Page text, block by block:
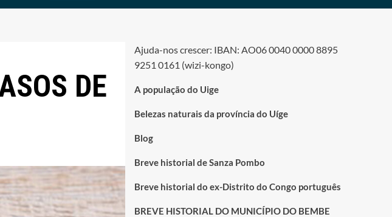
DE
Ajuda-nos crescer: IBAN: AO06 0040 0000 8895
9251 0161 (wizi-kongo)
A população do Uige
Belezas naturais da província do Uíge
Blog
Breve historial de Sanza Pombo
Breve historial do ex-Distrito do Congo português
BREVE HISTORIAL DO MUNICÍPIO DO BEMBE